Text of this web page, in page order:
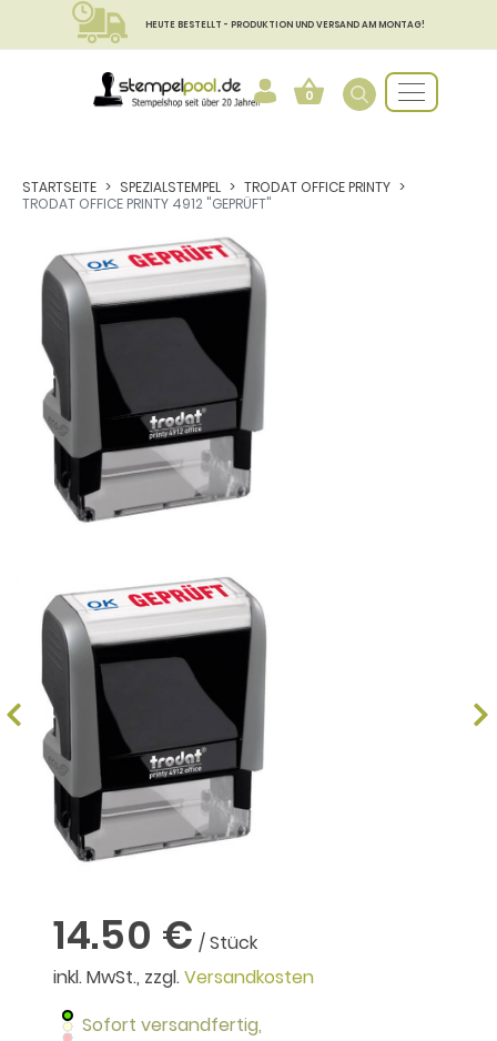
HEUTE BESTELLT - PRODUKTION UND VERSAND AM MONTAG!
0
STARTSEITE SPEZIALSTEMPEL
TRODAT OFFICE PRINTY
TRODAT OFFICE PRINTY 4912 "GEPRÜFT"
14.50 € / Stück
inkl. MwSt., zzgl.Versandkosten
Sofort versandfertig,